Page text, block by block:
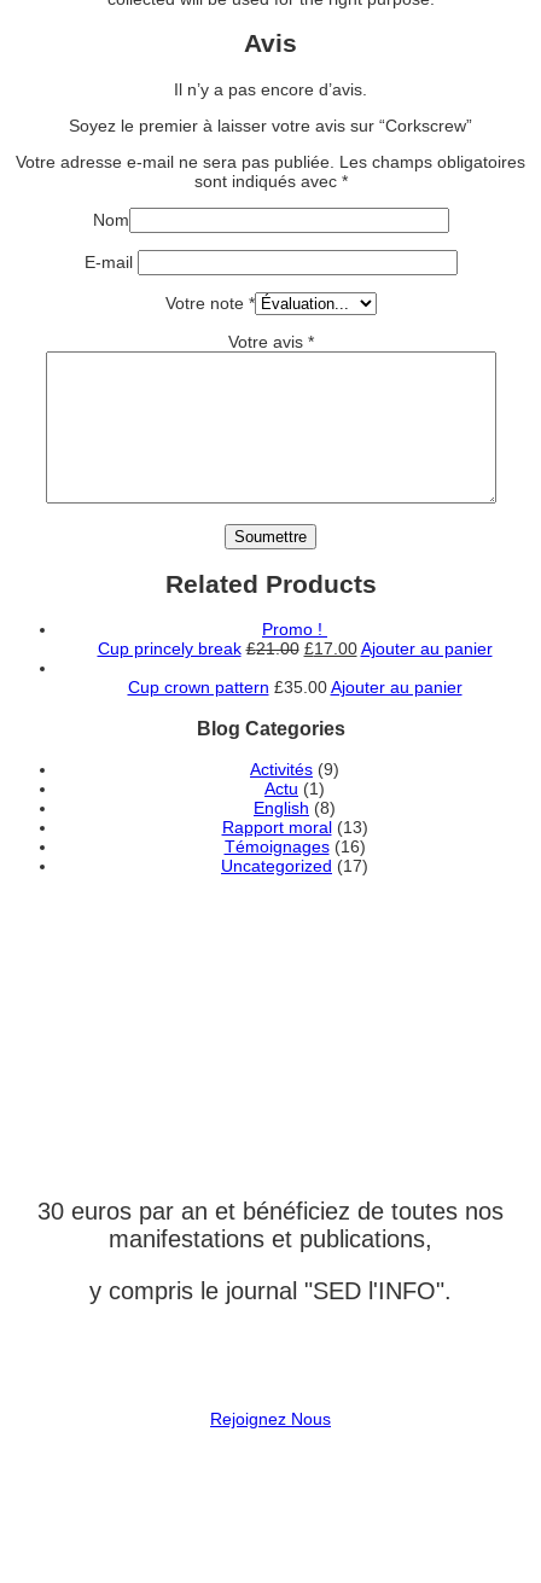
Avis
Il n’y a pas encore d’avis.
Soyez le premier à laisser votre avis sur “Corkscrew”
Votre adresse e-mail ne sera pas publiée. Les champs obligatoires
sont indiqués avec *
Nom
E-mail
Votre note *
Votre avis *
Related Products
Promo !
Cup princely break £21.00 £17.00 Ajouter au panier
Cup crown pattern £35.00 Ajouter au panier
Blog Categories
Activités (9)
Actu (1)
English (8)
Rapport moral(13)
Témoignages(16)
Uncategorized (17)
30 euros par an et bénéficiez de toutes nos
manifestations et publications,
y compris le journal "SED l'INFO".
Rejoignez Nous